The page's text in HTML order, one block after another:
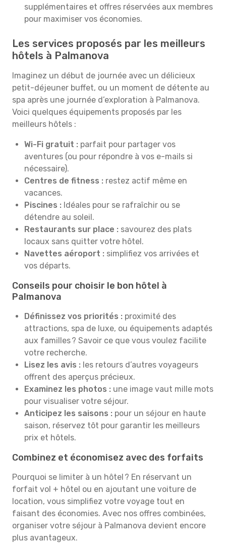
supplémentaires et offres réservées aux membres
pour maximiser vos économies.
Les services proposés par les meilleurs
hôtels à Palmanova
Imaginez un début de journée avec un délicieux
petit-déjeuner buffet, ou un moment de détente au
spa après une journée d’exploration à Palmanova.
Voici quelques équipements proposés par les
meilleurs hôtels :
Wi-Fi gratuit : parfait pour partager vos
aventures (ou pour répondre à vos e-mails si
nécessaire).
Centres de fitness : restez actif même en
vacances.
Piscines : Idéales pour se rafraîchir ou se
détendre au soleil.
Restaurants sur place : savourez des plats
locaux sans quitter votre hôtel.
Navettes aéroport : simplifiez vos arrivées et
vos départs.
Conseils pour choisir le bon hôtel à
Palmanova
Définissez vos priorités : proximité des
attractions, spa de luxe, ou équipements adaptés
aux familles ? Savoir ce que vous voulez facilite
votre recherche.
Lisez les avis : les retours d’autres voyageurs
offrent des aperçus précieux.
Examinez les photos : une image vaut mille mots
pour visualiser votre séjour.
Anticipez les saisons : pour un séjour en haute
saison, réservez tôt pour garantir les meilleurs
prix et hôtels.
Combinez et économisez avec des forfaits
Pourquoi se limiter à un hôtel ? En réservant un
forfait vol + hôtel ou en ajoutant une voiture de
location, vous simplifiez votre voyage tout en
faisant des économies. Avec nos offres combinées,
organiser votre séjour à Palmanova devient encore
plus avantageux.